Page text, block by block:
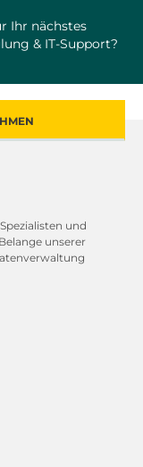
Ihr nächstes
& IT-Support?
und
unserer